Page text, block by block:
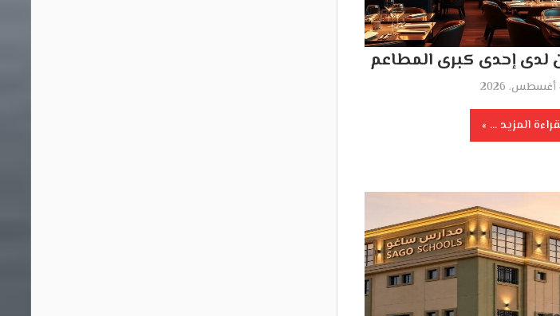
إحدى كبرى المطاعم
المزيد ...